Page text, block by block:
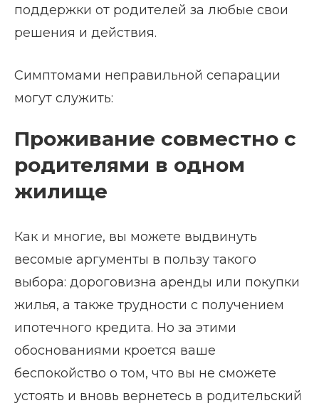
поддержки от родителей за любые свои
решения и действия.
Симптомами неправильной сепарации
могут служить:
Проживание совместно с
родителями в одном
жилище
Как и многие, вы можете выдвинуть
весомые аргументы в пользу такого
выбора: дороговизна аренды или покупки
жилья, а также трудности с получением
ипотечного кредита. Но за этими
обоснованиями кроется ваше
беспокойство о том, что вы не сможете
устоять и вновь вернетесь в родительский